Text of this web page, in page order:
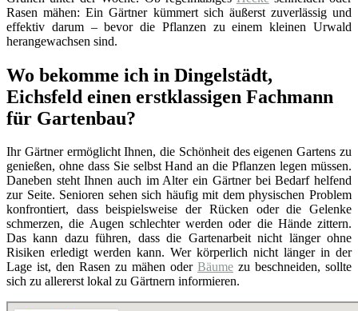
Rasen mähen: Ein Gärtner kümmert sich äußerst zuverlässig und
effektiv darum – bevor die Pflanzen zu einem kleinen Urwald
herangewachsen sind.
Wo bekomme ich in Dingelstädt,
Eichsfeld einen erstklassigen Fachmann
für Gartenbau?
Ihr Gärtner ermöglicht Ihnen, die Schönheit des eigenen Gartens zu
genießen, ohne dass Sie selbst Hand an die Pflanzen legen müssen.
Daneben steht Ihnen auch im Alter ein Gärtner bei Bedarf helfend
zur Seite. Senioren sehen sich häufig mit dem physischen Problem
konfrontiert, dass beispielsweise der Rücken oder die Gelenke
schmerzen, die Augen schlechter werden oder die Hände zittern.
Das kann dazu führen, dass die Gartenarbeit nicht länger ohne
Risiken erledigt werden kann. Wer körperlich nicht länger in der
Lage ist, den Rasen zu mähen oder Bäume zu beschneiden, sollte
sich zu allererst lokal zu Gärtnern informieren.